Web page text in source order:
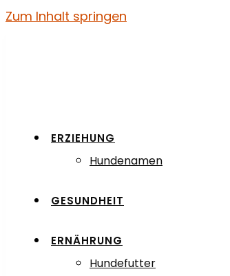
Zum Inhalt springen
ERZIEHUNG
Hundenamen
GESUNDHEIT
ERNÄHRUNG
Hundefutter